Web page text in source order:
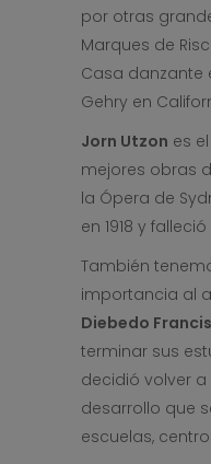
por otras
Marques de
Casa danzante
Gehry en
Jorn Utzon es
mejores obras
la Ópera de
en 1918 y
También
importancia al
Diebedo
terminar sus
decidió volver
desarrollo que
escuelas,